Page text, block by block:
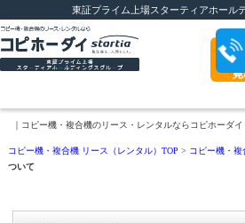
東証プライム上場スターティアホール
折り
｜コピー機・複合機のリース・レンタルならコピホーダイ
コピー機・複合機 リース（レンタル）TOP > コピー機・
ついて